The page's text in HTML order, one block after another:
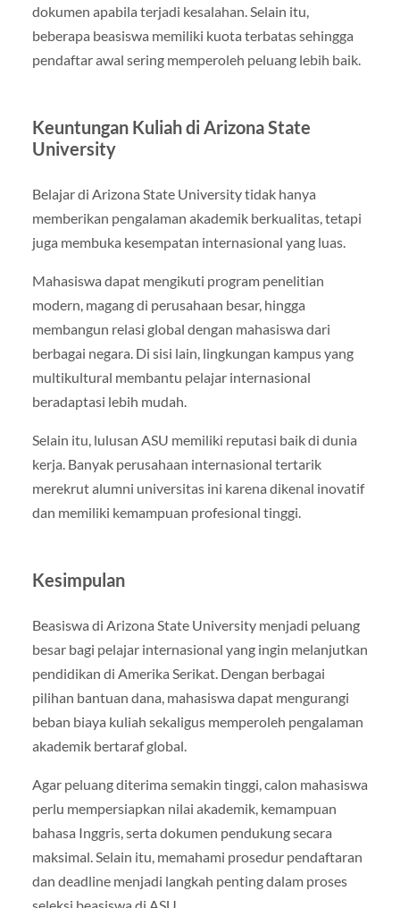
dokumen apabila terjadi kesalahan. Selain itu,
beberapa beasiswa memiliki kuota terbatas sehingga
pendaftar awal sering memperoleh peluang lebih baik.
Keuntungan Kuliah di Arizona State
University
Belajar di Arizona State University tidak hanya
memberikan pengalaman akademik berkualitas, tetapi
juga membuka kesempatan internasional yang luas.
Mahasiswa dapat mengikuti program penelitian
modern, magang di perusahaan besar, hingga
membangun relasi global dengan mahasiswa dari
berbagai negara. Di sisi lain, lingkungan kampus yang
multikultural membantu pelajar internasional
beradaptasi lebih mudah.
Selain itu, lulusan ASU memiliki reputasi baik di dunia
kerja. Banyak perusahaan internasional tertarik
merekrut alumni universitas ini karena dikenal inovatif
dan memiliki kemampuan profesional tinggi.
Kesimpulan
Beasiswa di Arizona State University menjadi peluang
besar bagi pelajar internasional yang ingin melanjutkan
pendidikan di Amerika Serikat. Dengan berbagai
pilihan bantuan dana, mahasiswa dapat mengurangi
beban biaya kuliah sekaligus memperoleh pengalaman
akademik bertaraf global.
Agar peluang diterima semakin tinggi, calon mahasiswa
perlu mempersiapkan nilai akademik, kemampuan
bahasa Inggris, serta dokumen pendukung secara
maksimal. Selain itu, memahami prosedur pendaftaran
dan deadline menjadi langkah penting dalam proses